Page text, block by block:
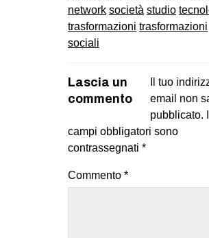
EVENTI
Fb
bsky
network società studio
trasformazioni trasformazioni
sociali
Lascia un
commento
Il tuo
email non
pubblicato.
campi obbligatori sono
contrassegnati *
Commento *